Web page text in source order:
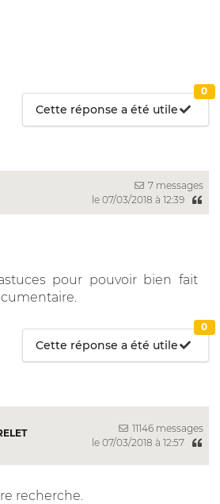
Cette réponse a été utile
0
7 messages
le 07/03/2018 à 12:39
pour pouvoir bien fait
Cette réponse a été utile
0
11146 messages
le 07/03/2018 à 12:57
recherche.